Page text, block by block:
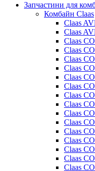
Запчастини для
Комбайн Claas
Claas
Claas
Claas
Claas
Claas
Claas
Claas
Claas
Claas
Claas
Claas
Claas
Claas
Claas
Claas
Claas
Claas